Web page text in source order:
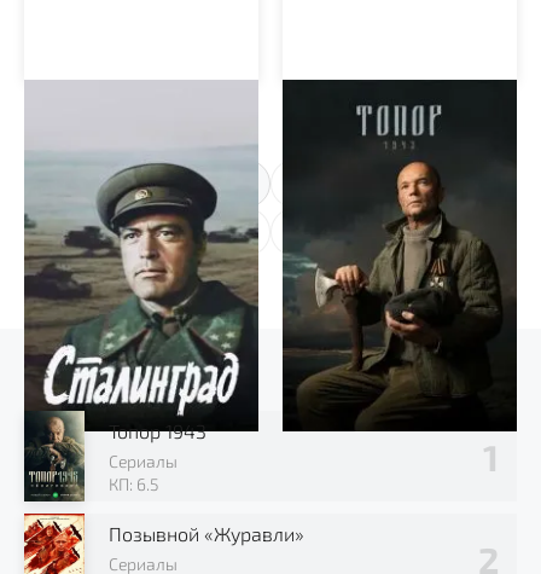
Топор. 1943
2 ...
Выбор зрителя
Топор 1943
Сериалы
КП: 6.5
Позывной «Журавли»
Сериалы